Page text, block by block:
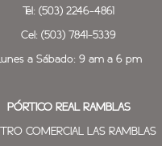
Tel: (503) 2246-4861
Cel: (503) 7841-5339
Lunes a Sábado: 9 am a 6 pm
PÓRTICO REAL RAMBLAS
COMERCIAL LAS RAMBLAS